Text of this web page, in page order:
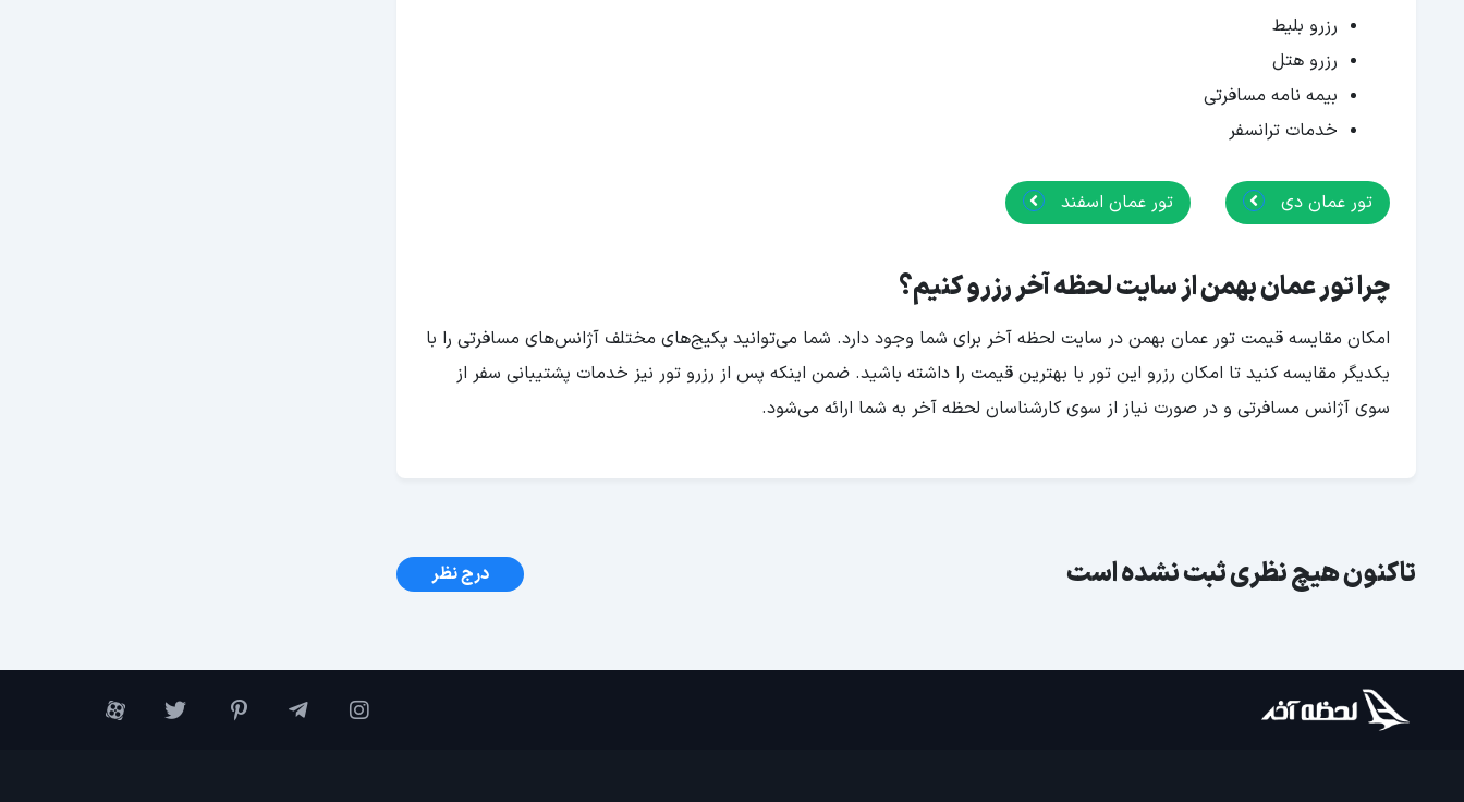
رزرو بلیط
رزرو هتل
بیمه نامه مسافرتی
خدمات ترانسفر
تور عمان دی تور عمان اسفند
چرا تور عمان بهمن از سایت لحظه آخر رزرو کنیم؟
امکان مقایسه قیمت تور عمان بهمن در سایت لحظه آخر برای شما وجود دارد. شما می‌توانید پکیج‌های مختلف آژانس‌های مسافرتی را با
یکدیگر مقایسه کنید تا امکان رزرو این تور با بهترین قیمت را داشته باشید. ضمن اینکه پس از رزرو تور نیز خدمات پشتیبانی سفر از
سوی آژانس مسافرتی و در صورت نیاز از سوی کارشناسان لحظه آخر به شما ارائه می‌شود.
تاکنون هیچ نظری ثبت نشده است درج نظر